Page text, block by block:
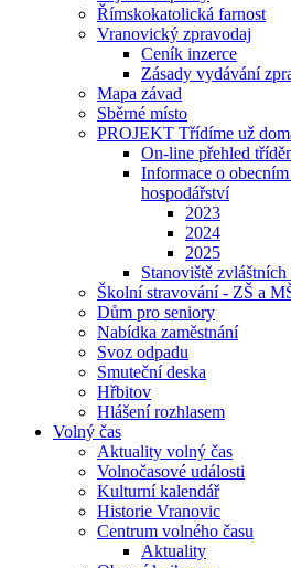
Římskokatolická farnost
Vranovický zpravodaj
Ceník inzerce
Zásady vydávání
Mapa závad
Sběrné místo
PROJEKT Třídíme už
On-line přehled
Informace o
hospodářství
2023
2024
2025
Stanoviště
Školní stravování - ZŠ a
Dům pro seniory
Nabídka zaměstnání
Svoz odpadu
Smuteční deska
Hřbitov
Hlášení rozhlasem
Volný čas
Aktuality volný čas
Volnočasové události
Kulturní kalendář
Historie Vranovic
Centrum volného času
Aktuality